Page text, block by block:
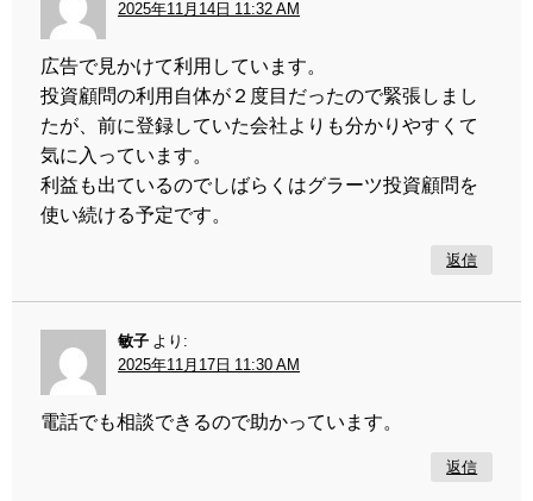
2025年11月14日 11:32 AM
広告で見かけて利用しています。
投資顧問の利用自体が２度目だったので緊張しまし
たが、前に登録していた会社よりも分かりやすくて
気に入っています。
利益も出ているのでしばらくはグラーツ投資顧問を
使い続ける予定です。
返信
敏子 より:
2025年11月17日 11:30 AM
電話でも相談できるので助かっています。
返信